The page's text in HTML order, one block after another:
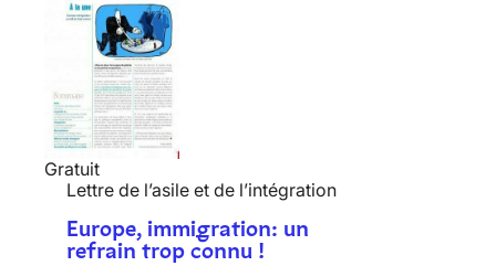
Gratuit
Lettre de l’asile et de l’intégration
Europe, immigration: un
refrain trop connu !